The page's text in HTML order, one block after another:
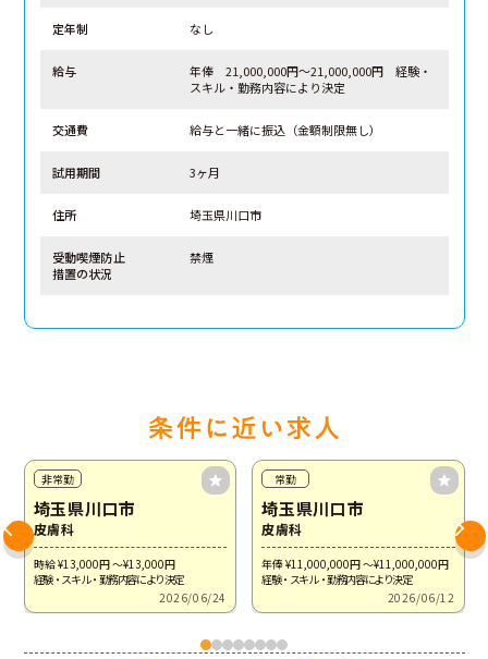
定年制 なし
給与
年俸 21,000,000円～21,000,000円 経験・
スキル・勤務内容により決定
交通費 給与と一緒に振込（金額制限無し）
試用期間 3ヶ月
住所 埼玉県川口市
受動喫煙防止
措置の状況
禁煙
非常勤
埼玉県川口市
皮膚科
時給 ¥13,000円～¥13,000円
経験・スキル・勤務内容により決定
2026/06/24
常勤
埼玉県川口市
皮膚科
年俸 ¥11,000,000円～¥11,000,000円
経験・スキル・勤務内容により決定
2026/06/12